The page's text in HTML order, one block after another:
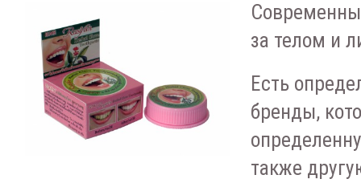
за телом и
Есть
бренды,
также